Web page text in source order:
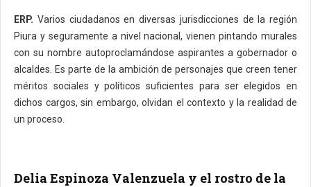
ERP. Varios ciudadanos en diversas jurisdicciones de la región
Piura y seguramente a nivel nacional, vienen pintando murales
con su nombre autoproclamándose aspirantes a gobernador o
alcaldes. Es parte de la ambición de personajes que creen tener
méritos sociales y políticos suficientes para ser elegidos en
dichos cargos, sin embargo, olvidan el contexto y la realidad de
un proceso.
Delia Espinoza Valenzuela y el rostro de la